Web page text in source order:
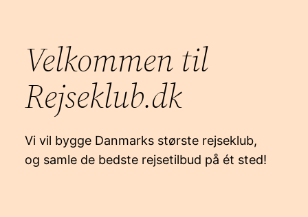
Velkommen til
Rejseklub.dk
Vi vil bygge Danmarks største rejseklub,
og samle de bedste rejsetilbud på ét sted!